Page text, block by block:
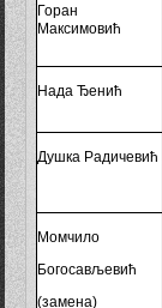
Горан
Максимовић
Нада Ђенић
Душка Радичевић
Момчило
Богосављевић
(замена)